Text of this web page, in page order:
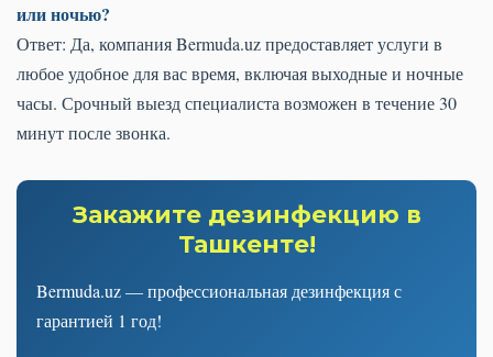
или ночью?
Ответ: Да, компания Bermuda.uz предоставляет услуги в
любое удобное для вас время, включая выходные и ночные
часы. Срочный выезд специалиста возможен в течение 30
минут после звонка.
Закажите дезинфекцию в
Ташкенте!
Bermuda.uz — профессиональная дезинфекция с
гарантией 1 год!